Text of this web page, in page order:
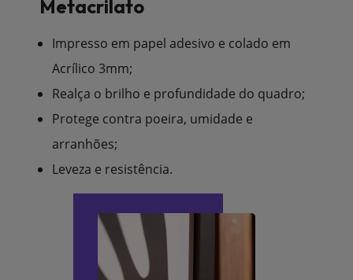
Metacrilato
Impresso em papel adesivo e colado em
Acrílico 3mm;
Realça o brilho e profundidade do quadro;
Protege contra poeira, umidade e
arranhões;
Leveza e resistência.